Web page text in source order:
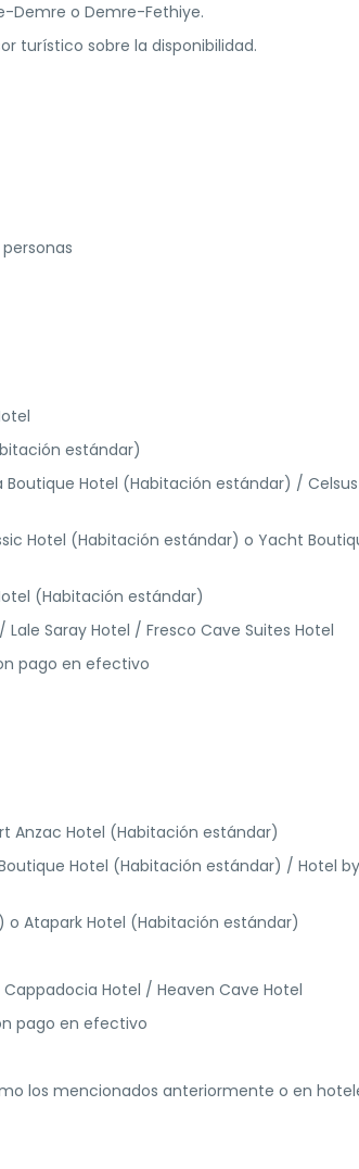
Demre o Demre-Fethiye.
turístico sobre la disponibilidad.
estándar)
Hotel (Habitación estándar) / Celsus
Hotel (Habitación estándar) o Yacht
(Habitación estándar)
Saray Hotel / Fresco Cave Suites Hotel
pago en efectivo
Anzac Hotel (Habitación estándar)
Hotel (Habitación estándar) / Hotel by
Atapark Hotel (Habitación estándar)
Hotel / Heaven Cave Hotel
pago en efectivo
los mencionados anteriormente o en